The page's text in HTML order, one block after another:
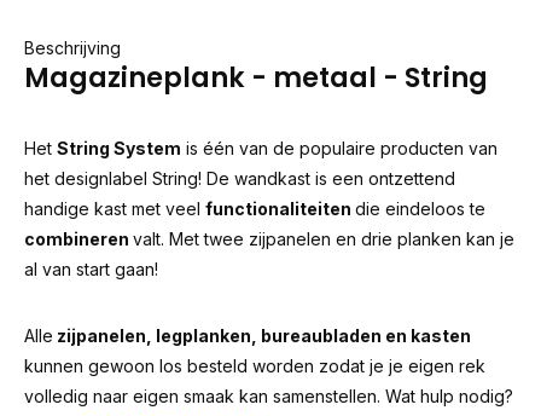
Beschrijving
Magazineplank - metaal - String
Het String System is één van de populaire producten van
het designlabel String! De wandkast is een ontzettend
handige kast met veel functionaliteiten die eindeloos te
combineren valt. Met twee zijpanelen en drie planken kan je
al van start gaan!
Alle zijpanelen, legplanken, bureaubladen en kasten
kunnen gewoon los besteld worden zodat je je eigen rek
volledig naar eigen smaak kan samenstellen. Wat hulp nodig?